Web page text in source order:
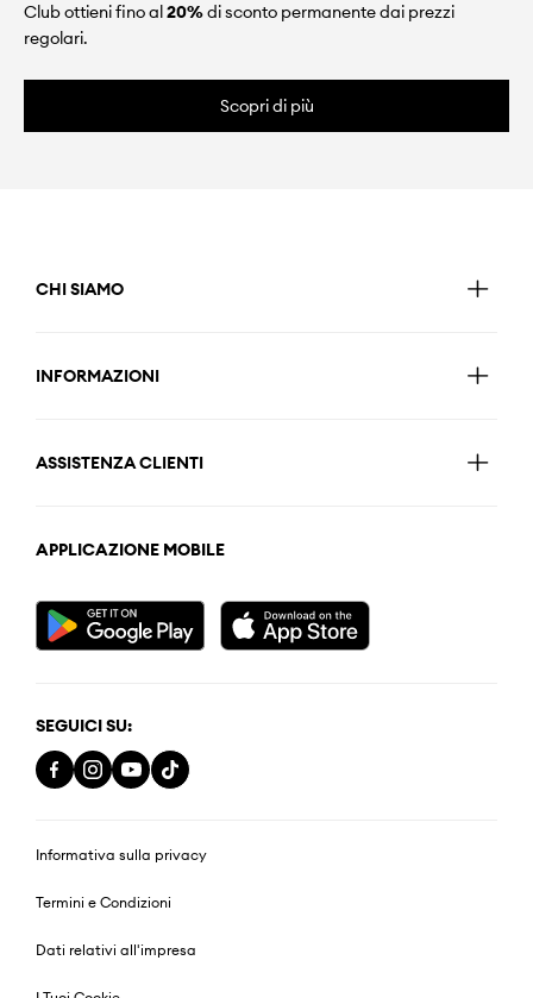
Club ottieni fino al 20%di sconto permanente dai prezzi
regolari.
Scopri di più
CHI SIAMO
INFORMAZIONI
ASSISTENZA CLIENTI
APPLICAZIONE MOBILE
SEGUICI SU:
Informativa sulla privacy
Termini e Condizioni
Dati relativi all'impresa